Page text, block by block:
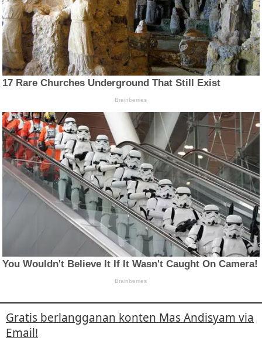
Gratis berlangganan konten Mas Andisyam via
Email!